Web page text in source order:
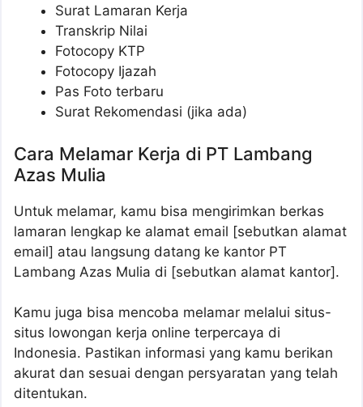
Surat Lamaran Kerja
Transkrip Nilai
Fotocopy KTP
Fotocopy Ijazah
Pas Foto terbaru
Surat Rekomendasi (jika ada)
Cara Melamar Kerja di PT Lambang
Azas Mulia
Untuk melamar, kamu bisa mengirimkan berkas
lamaran lengkap ke alamat email [sebutkan alamat
email] atau langsung datang ke kantor PT
Lambang Azas Mulia di [sebutkan alamat kantor].
Kamu juga bisa mencoba melamar melalui situs-
situs lowongan kerja online terpercaya di
Indonesia. Pastikan informasi yang kamu berikan
akurat dan sesuai dengan persyaratan yang telah
ditentukan.